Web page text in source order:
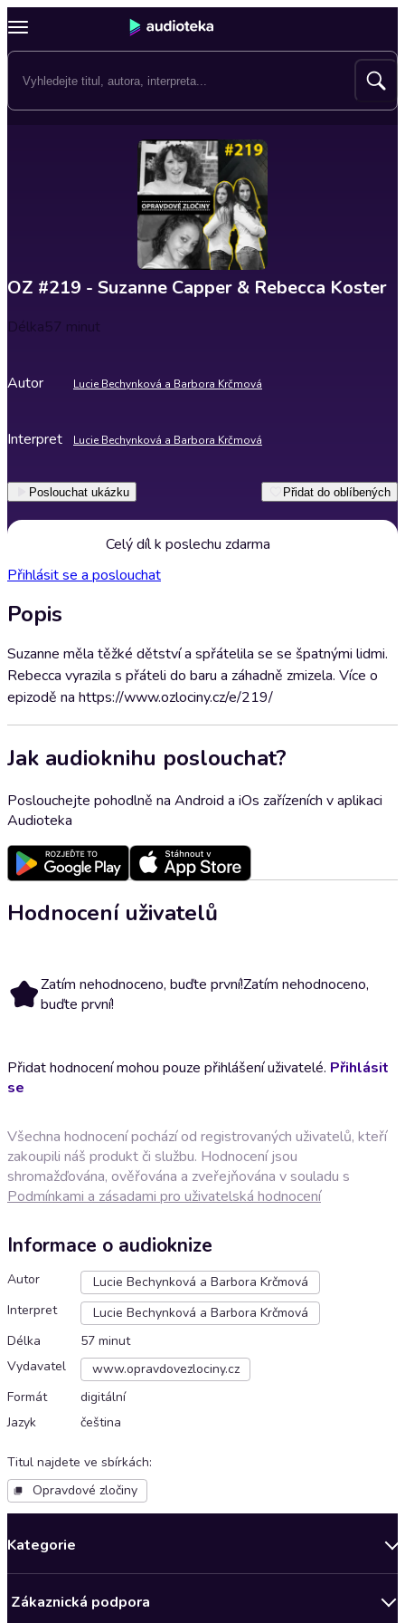
OZ #219 - Suzanne Capper & Rebecca Koster
Délka57 minut
Autor Lucie Bechynková a Barbora Krčmová
Interpret Lucie Bechynková a Barbora Krčmová
Poslouchat ukázku Přidat do oblíbených
Celý díl k poslechu zdarma
Přihlásit se a poslouchat
Popis
Suzanne měla těžké dětství a spřátelila se se špatnými lidmi.
Rebecca vyrazila s přáteli do baru a záhadně zmizela. Více o
epizodě na https://www.ozlociny.cz/e/219/
Jak audioknihu poslouchat?
Poslouchejte pohodlně na Android a iOs zařízeních v aplikaci
Audioteka
Hodnocení uživatelů
Zatím nehodnoceno, buďte první!Zatím nehodnoceno,
buďte první!
Přidat hodnocení mohou pouze přihlášení uživatelé. Přihlásit
se
Všechna hodnocení pochází od registrovaných uživatelů, kteří
zakoupili náš produkt či službu. Hodnocení jsou
shromažďována, ověřována a zveřejňována v souladu s
Podmínkami a zásadami pro uživatelská hodnocení
Informace o audioknize
Autor
Lucie Bechynková a Barbora Krčmová
Interpret
Lucie Bechynková a Barbora Krčmová
Délka
57 minut
Vydavatel
www.opravdovezlociny.cz
Formát
digitální
Jazyk
čeština
Titul najdete ve sbírkách:
Opravdové zločiny
Kategorie
Bestsellery měsíce
Zákaznická podpora